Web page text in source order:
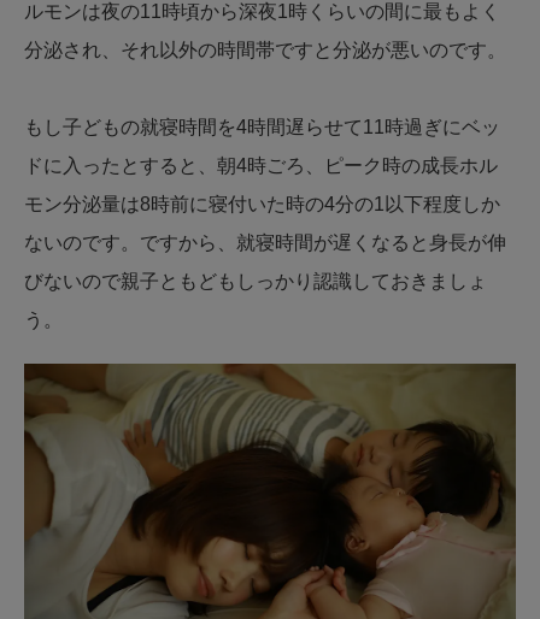
ルモンは夜の11時頃から深夜1時くらいの間に最もよく
分泌され、それ以外の時間帯ですと分泌が悪いのです。
もし子どもの就寝時間を4時間遅らせて11時過ぎにベッ
ドに入ったとすると、朝4時ごろ、ピーク時の成長ホル
モン分泌量は8時前に寝付いた時の4分の1以下程度しか
ないのです。ですから、就寝時間が遅くなると身長が伸
びないので親子ともどもしっかり認識しておきましょ
う。